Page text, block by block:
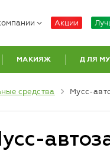
Акции
МАКИЯЖ ДЛЯ
средства Мусс-